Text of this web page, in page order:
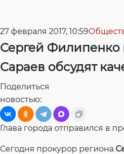
27 февраля 2017, 10:59
Сергей Филипенко
Сараев обсудят
Поделиться
новостью:
Глава города отправился в
Сегодня прокурор региона